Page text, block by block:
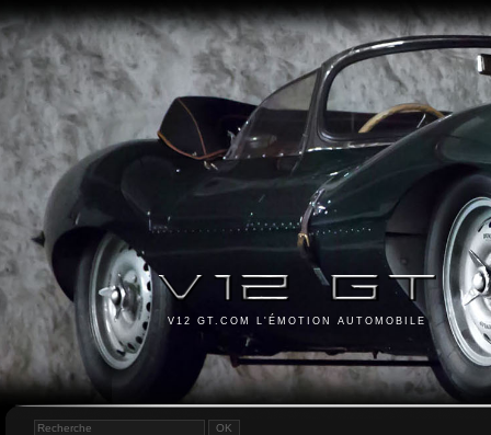
V12 GT.COM L'ÉMOTION AUTOMOBILE